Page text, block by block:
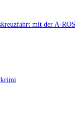
mit der A-